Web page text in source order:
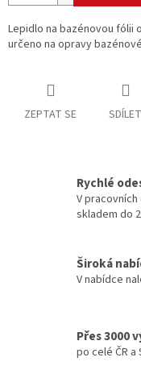
Lepidlo na bazénovou fólii
určeno na opravy
ZEPTAT SE SDÍLET
Rychlé
V
skladem do
Široká
V nabídce
Přes 3000
po celé ČR a